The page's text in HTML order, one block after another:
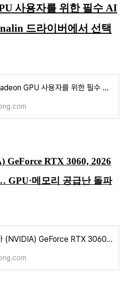
사용자를 위한 필수 AI
드라이버에서 선택
AMD Radeon GPU 사용자를 위한 필수 AI 기능을 차기 Adrenalin 드라이버에서 선택 제공
GeForce RTX 3060, 2026
GPU·메모리 공급난 돌파
엔비디아 (NVIDIA) GeForce RTX 3060, 2026년 1분기 재출시설… GPU·메모리 공급난 돌파구 될까